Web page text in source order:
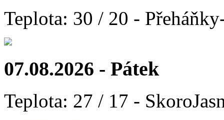
Teplota: 30 / 20 -
07.08.2026 - Pátek
Teplota: 27 / 17 -